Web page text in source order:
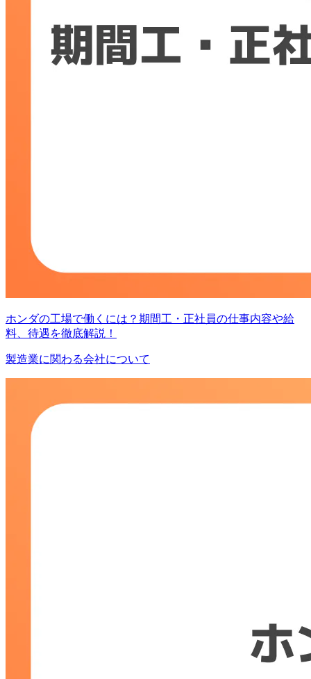
ホンダの工場で働くには？期間工・正社員の仕事内容や給
料、待遇を徹底解説！
製造業に関わる会社について